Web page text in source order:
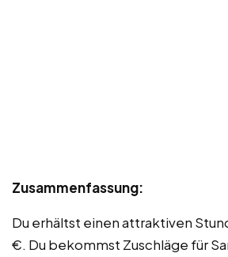
Zusammenfassung:
Du erhältst einen attraktiven
€. Du bekommst Zuschläge für